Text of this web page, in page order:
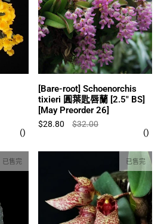
[Bare-root] Schoenorchis
tixieri 圓葉匙唇蘭 [2.5" BS]
[May Preorder 26]
$28.80 $32.00
已售完 已售完